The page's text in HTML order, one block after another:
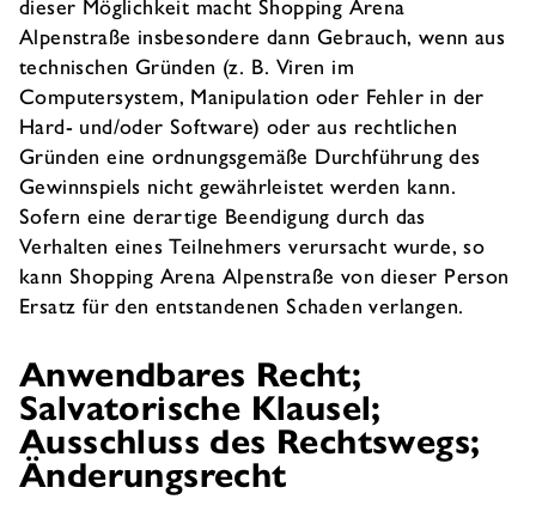
Alpenstraße insbesondere dann Gebrauch, wenn aus
technischen Gründen (z. B. Viren im
Computersystem, Manipulation oder Fehler in der
Hard- und/oder Software) oder aus rechtlichen
Gründen eine ordnungsgemäße Durchführung des
Gewinnspiels nicht gewährleistet werden kann.
Sofern eine derartige Beendigung durch das
Verhalten eines Teilnehmers verursacht wurde, so
kann Shopping Arena Alpenstraße von dieser Person
Ersatz für den entstandenen Schaden verlangen.
Anwendbares Recht;
Salvatorische Klausel;
Ausschluss des Rechtswegs;
Änderungsrecht